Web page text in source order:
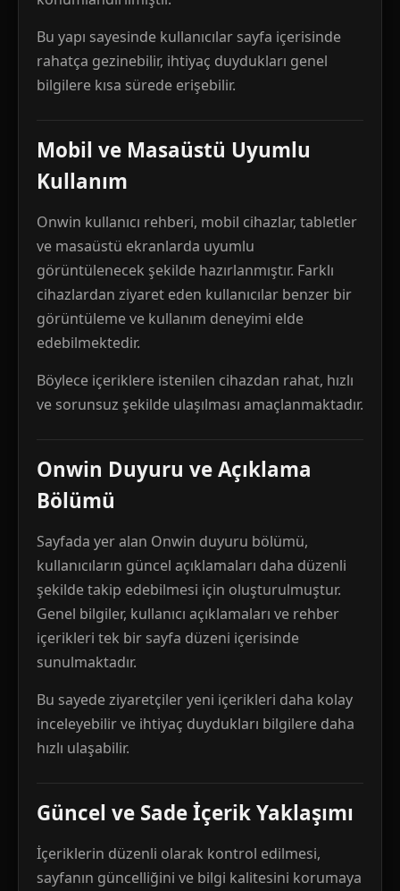
Bu yapı sayesinde kullanıcılar sayfa içerisinde
rahatça gezinebilir, ihtiyaç duydukları genel
bilgilere kısa sürede erişebilir.
Mobil ve Masaüstü Uyumlu
Kullanım
Onwin kullanıcı rehberi, mobil cihazlar, tabletler
ve masaüstü ekranlarda uyumlu
görüntülenecek şekilde hazırlanmıştır. Farklı
cihazlardan ziyaret eden kullanıcılar benzer bir
görüntüleme ve kullanım deneyimi elde
edebilmektedir.
Böylece içeriklere istenilen cihazdan rahat, hızlı
ve sorunsuz şekilde ulaşılması amaçlanmaktadır.
Onwin Duyuru ve Açıklama
Bölümü
Sayfada yer alan Onwin duyuru bölümü,
kullanıcıların güncel açıklamaları daha düzenli
şekilde takip edebilmesi için oluşturulmuştur.
Genel bilgiler, kullanıcı açıklamaları ve rehber
içerikleri tek bir sayfa düzeni içerisinde
sunulmaktadır.
Bu sayede ziyaretçiler yeni içerikleri daha kolay
inceleyebilir ve ihtiyaç duydukları bilgilere daha
hızlı ulaşabilir.
Güncel ve Sade İçerik Yaklaşımı
İçeriklerin düzenli olarak kontrol edilmesi,
sayfanın güncelliğini ve bilgi kalitesini korumaya